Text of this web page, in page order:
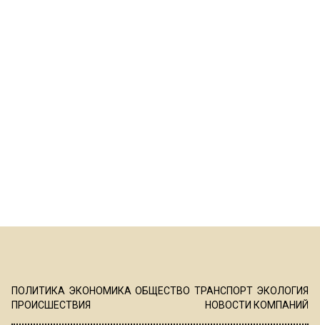
ПОЛИТИКА ЭКОНОМИКА ОБЩЕСТВО ТРАНСПОРТ ЭКОЛОГИЯ
ПРОИСШЕСТВИЯ
НОВОСТИ КОМПАНИЙ